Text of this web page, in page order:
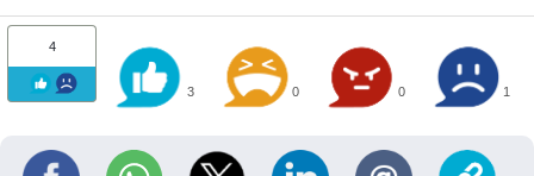
4
3 0 0 1